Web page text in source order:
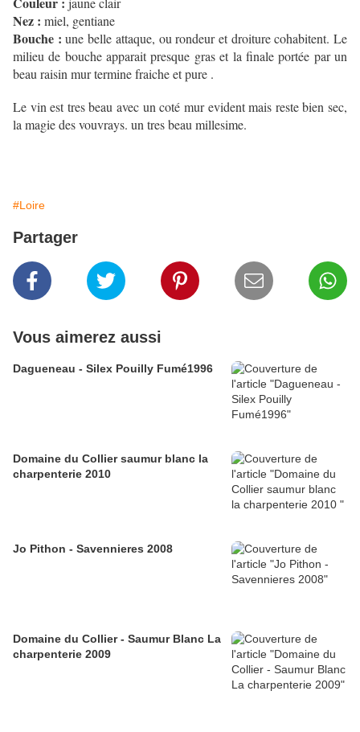
Nez : miel, gentiane
Bouche : une belle attaque, ou rondeur et droiture cohabitent. Le
milieu de bouche apparait presque gras et la finale portée par un
beau raisin mur termine fraiche et pure .
Le vin est tres beau avec un coté mur evident mais reste bien sec,
la magie des vouvrays. un tres beau millesime.
#Loire
Partager
Vous aimerez aussi
Dagueneau - Silex Pouilly Fumé1996
Domaine du Collier saumur blanc la
charpenterie 2010
Jo Pithon - Savennieres 2008
Domaine du Collier - Saumur Blanc La
charpenterie 2009